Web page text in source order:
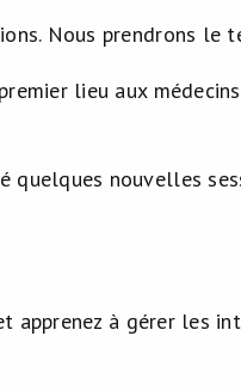
Nous prendrons le
lieu aux
quelques nouvelles
apprenez à gérer les